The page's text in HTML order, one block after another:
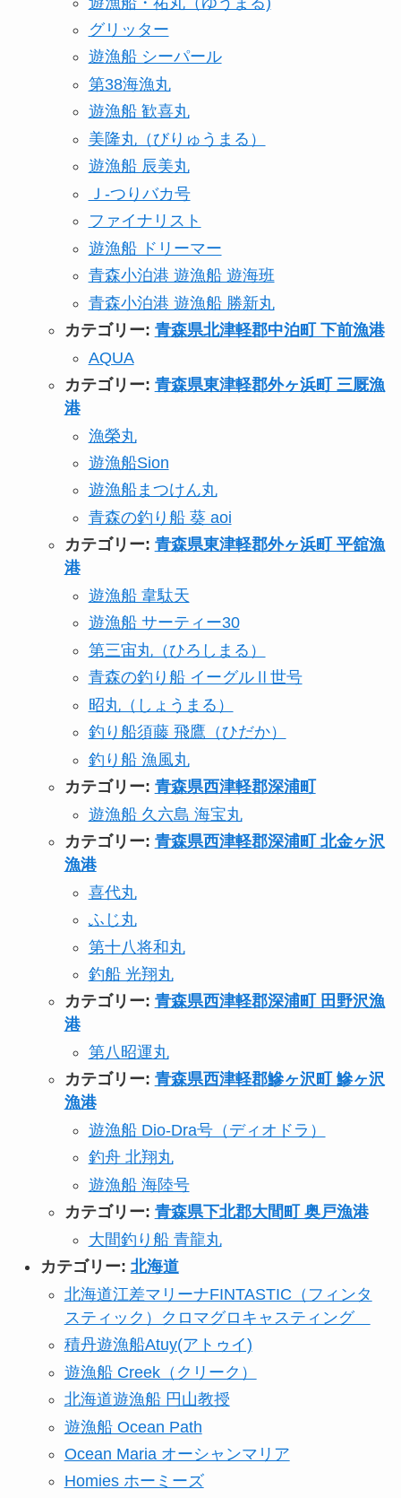
グリッター
遊漁船 シーパール
第38海漁丸
遊漁船 歓喜丸
美隆丸（びりゅうまる）
遊漁船 辰美丸
Ｊ-つりバカ号
ファイナリスト
遊漁船 ドリーマー
青森小泊港 遊漁船 遊海班
青森小泊港 遊漁船 勝新丸
カテゴリー: 青森県北津軽郡中泊町 下前漁港
AQUA
カテゴリー: 青森県東津軽郡外ヶ浜町 三厩漁
港
漁榮丸
遊漁船Sion
遊漁船まつけん丸
青森の釣り船 葵 aoi
カテゴリー: 青森県東津軽郡外ヶ浜町 平舘漁
港
遊漁船 韋駄天
遊漁船 サーティー30
第三宙丸（ひろしまる）
青森の釣り船 イーグルⅡ世号
昭丸（しょうまる）
釣り船須藤 飛鷹（ひだか）
釣り船 漁風丸
カテゴリー: 青森県西津軽郡深浦町
遊漁船 久六島 海宝丸
カテゴリー: 青森県西津軽郡深浦町 北金ヶ沢
漁港
喜代丸
ふじ丸
第十八将和丸
釣船 光翔丸
カテゴリー: 青森県西津軽郡深浦町 田野沢漁
港
第八昭運丸
カテゴリー: 青森県西津軽郡鰺ヶ沢町 鰺ヶ沢
漁港
遊漁船 Dio-Dra号（ディオドラ）
釣舟 北翔丸
遊漁船 海陸号
カテゴリー: 青森県下北郡大間町 奥戸漁港
大間釣り船 青龍丸
カテゴリー: 北海道
北海道江差マリーナFINTASTIC（フィンタ
スティック）クロマグロキャスティング
積丹遊漁船Atuy(アトゥイ)
遊漁船 Creek（クリーク）
北海道遊漁船 円山教授
遊漁船 Ocean Path
Ocean Maria オーシャンマリア
Homies ホーミーズ